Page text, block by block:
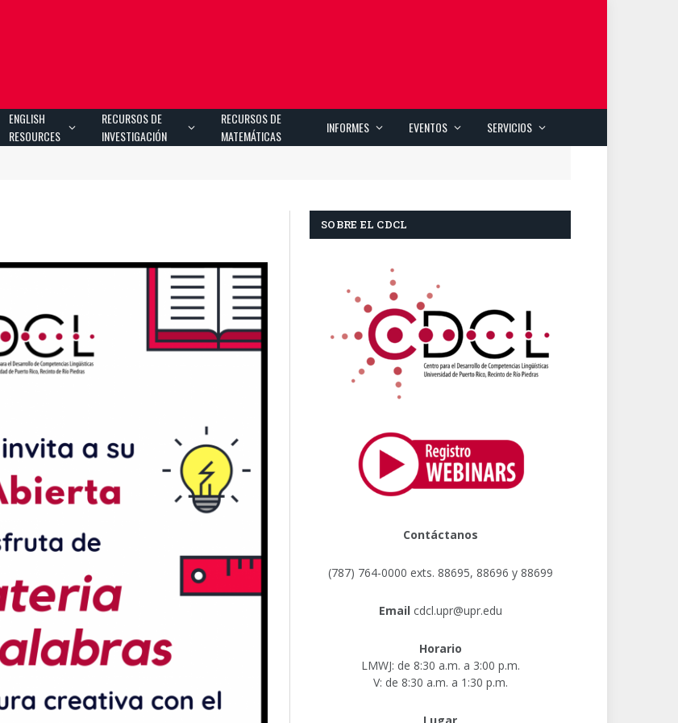
ENGLISH
RESOURCES
RECURSOS DE
INVESTIGACIÓN
RECURSOS DE
MATEMÁTICAS
INFORMES EVENTOS SERVICIOS
SOBRE EL CDCL
Contáctanos
(787) 764-0000 exts. 88695, 88696 y 88699
Email cdcl.upr@upr.edu
Horario
LMWJ: de 8:30 a.m. a 3:00 p.m.
V: de 8:30 a.m. a 1:30 p.m.